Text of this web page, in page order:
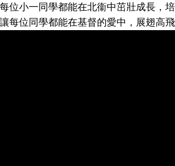
位小一同學都能在北衞中茁壯成長，
每位同學都能在基督的愛中，展翅高飛